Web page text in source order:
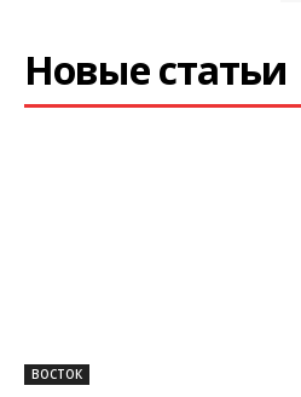
Новые статьи
ВОСТОК